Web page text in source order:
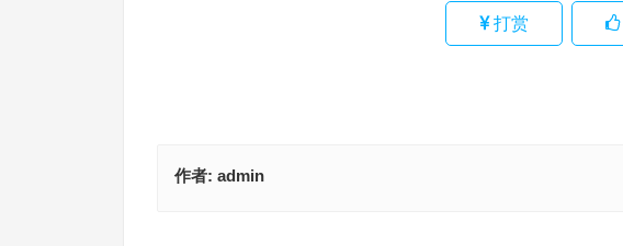
打赏
作者: admin